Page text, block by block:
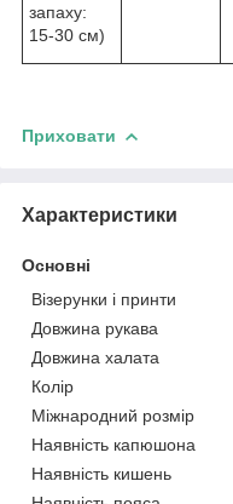
запаху:
15-30 см)
Приховати
Характеристики
Основні
Візерунки і принти
Довжина рукава
Довжина халата
Колір
Міжнародний розмір
Наявність капюшона
Наявність кишень